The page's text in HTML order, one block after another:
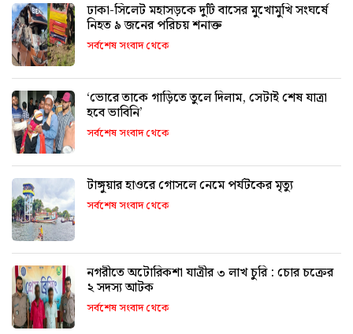
ঢাকা-সিলেট মহাসড়কে দুটি বাসের মুখোমুখি সংঘর্ষে
নিহত ৯ জনের পরিচয় শনাক্ত
সর্বশেষ সংবাদ থেকে
‘ভোরে তাকে গাড়িতে তুলে দিলাম, সেটাই শেষ যাত্রা
হবে ভাবিনি’
সর্বশেষ সংবাদ থেকে
টাঙ্গুয়ার হাওরে গোসলে নেমে পর্যটকের মৃত্যু
সর্বশেষ সংবাদ থেকে
নগরীতে অটোরিকশা যাত্রীর ৩ লাখ চুরি : চোর চক্রের
২ সদস্য আটক
সর্বশেষ সংবাদ থেকে